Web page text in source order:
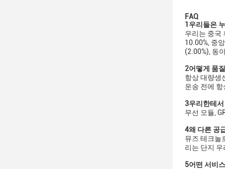
FAQ
1우리들은
우리는 중국
10.00%, 중
(2.00%), 동
2어떻게 품
항상 대량생
운송 전에
3우리한테
무선 모듈,
4왜 다른 공
뮤즈 테크놀
리는 단지
5어떤 서비